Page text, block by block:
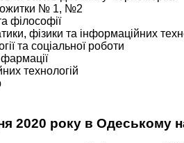
№ 1, №2
філософії
фізики та інформаційних
та соціальної роботи
фармації
технологій
2020 року в Одеському